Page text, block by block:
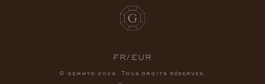
FR/EUR
© gemmyo 2026 . Tous droits réservés.